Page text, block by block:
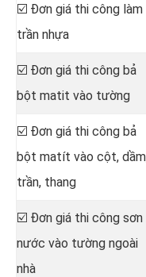
☑️ Đơn giá thi công làm
trần nhựa
☑️ Đơn giá thi công bả
bột matit vào tường
☑️ Đơn giá thi công bả
bột matít vào cột,
trần, thang
☑️ Đơn giá thi công sơn
nước vào tường ngoài
nhà